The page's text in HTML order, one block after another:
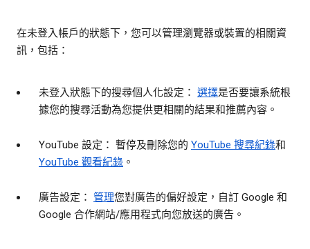
在未登入帳戶的狀態下，您可以管理瀏覽器或裝置的相關資
訊，包括：
未登入狀態下的搜尋個人化設定： 選擇是否要讓系統根
據您的搜尋活動為您提供更相關的結果和推薦內容。
YouTube 設定： 暫停及刪除您的 YouTube 搜尋紀錄和
YouTube 觀看紀錄 。
廣告設定： 管理您對廣告的偏好設定，自訂 Google 和
Google 合作網站/應用程式向您放送的廣告。